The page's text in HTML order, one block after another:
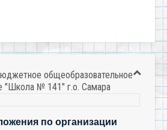
общеобразовательное
"Школа № 141" г.о. Самара
по организации